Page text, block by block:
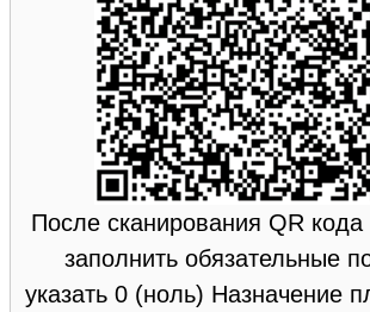
После сканирования QR
заполнить обязательные
указать 0 (ноль) Назначение